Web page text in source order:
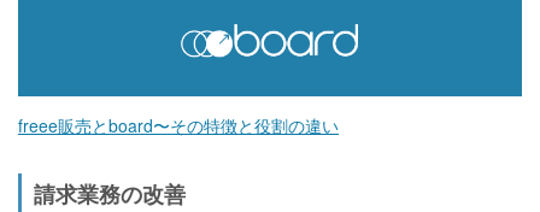
freee販売とboard〜その特徴と役割の違い
請求業務の改善